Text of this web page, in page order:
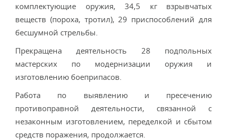
комплектующие оружия, 34,5 кг взрывчатых
веществ (пороха, тротил), 29 приспособлений для
бесшумной стрельбы.
Прекращена деятельность 28 подпольных
мастерских по модернизации оружия и
изготовлению боеприпасов.
Работа по выявлению и пресечению
противоправной деятельности, связанной с
незаконным изготовлением, переделкой и сбытом
средств поражения, продолжается.